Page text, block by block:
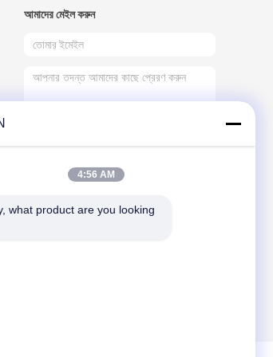
আমাদের মেইল ​​করুন
4:56 AM
what product are you looking